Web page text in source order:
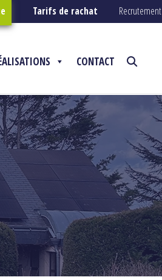
Tarifs de rachat Recrutement
CONTACT